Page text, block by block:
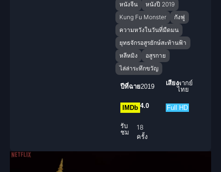
หนังจีน
หนังปี 2019
Kung Fu Monster
กังฟู
ความหวังในวันที่มืดมน
ยุทธจักรอสูรยักษ์สะท้านฟ้า
หลีหมิง
อสูรกาย
ไล่ล่าระทึกขวัญ
ปีที่ฉาย2019 เสียงพากย์
ไทย
IMDb 4.0 Full HD
รับ
ชม
18
ครั้ง